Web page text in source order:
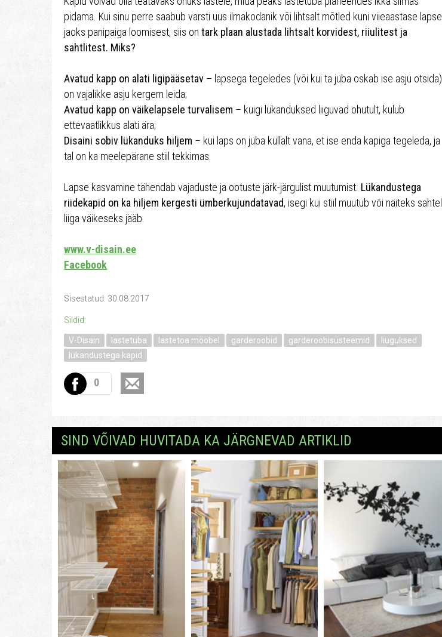
pidama. Kui sinu perre saabub varsti uus ilmakodanik või lihtsalt mõtled kuni viieaastase lapse
jaoks panipaiga loomisest, siis on tark plaan alustada lihtsalt korvidest, riiulitest ja
sahtlitest. Miks?
Avatud kapp on alati ligipääsetav – lapsega tegeledes (või kui ta juba oskab ise asju otsida)
on vajalikke asju kergem leida;
Avatud kapp on väikelapsele turvalisem – kuigi lükanduksed liiguvad ohutult, kulub
ettevaatlikkus alati ära;
Disaini sobiv lükanduks hiljem – kui laps on juba küllalt vana, et ise enda kapiga tegeleda, ja
tal on ka meelepärane stiil tekkimas.
Lapse kasvamine tähendab vajaduste ja ootuste järk-järgulist muutumist. Lükandustega
riidekapid on ka hiljem kergesti ümberkujundatavad, isegi kui stiil muutub või näiteks sahtel
liiga väikeseks jääb.
www.v-disain.ee
Facebook
Sisestatud: 30.08.2017
Sildid:
V-Disain lastetuba lastetoa mööbel garderoobid garderoobisüsteemid
liuguksed
lükandustega kapid
0
SIND VÕIVAD HUVITADA KA JÄRGNEVAD ARTIKLID